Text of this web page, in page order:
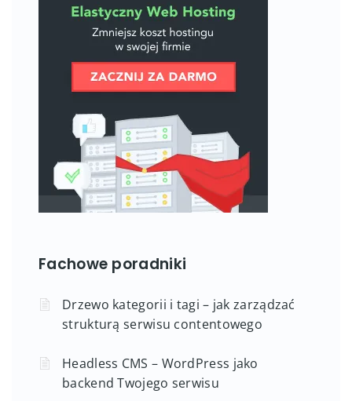
Fachowe poradniki
Drzewo kategorii i tagi – jak zarządzać
strukturą serwisu contentowego
Headless CMS – WordPress jako
backend Twojego serwisu